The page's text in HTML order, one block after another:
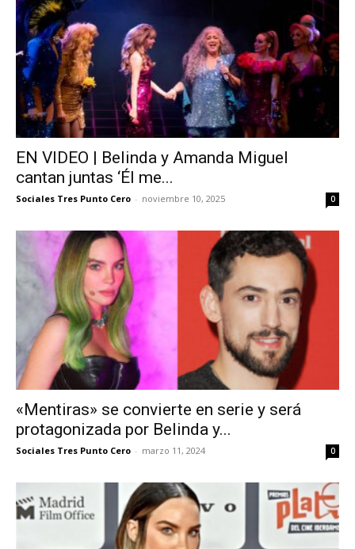
EN VIDEO | Belinda y Amanda Miguel
cantan juntas ‘Él me...
Sociales Tres Punto Cero - noviembre 10, 2025 0
«Mentiras» se convierte en serie y será
protagonizada por Belinda y...
Sociales Tres Punto Cero - marzo 11, 2024 0